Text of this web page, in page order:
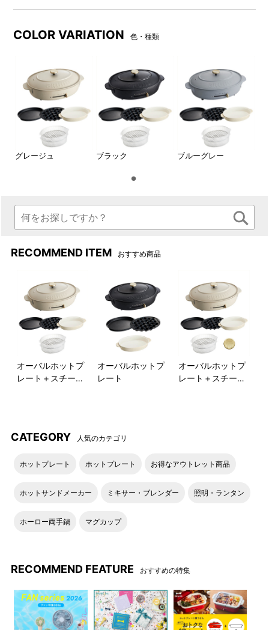
ンされています。
簡単にOFF～HIまでが切り替
サイドの取っ手
両サイドには本体を持ち運び
内部まで汚れが侵入しないの
け。
1段でも2段でも使える！レシピ広がる専用スチーマーが付属し
ます。
深鍋と組み合わせて蒸し料理を愉しめる、オーバルホットプレ
ート専用スチーマー。
上下2段式なので同時調理も可能になり、レシピの幅が広がりま
す。スタッキングができて収納もコンパクト。
ーマー」単品は下記のページにてご案内しております。
トボールのトマト煮)」
ト」
COLOR VARIATION 色・種類
グレージュ ブラック ブルーグレー
RECOMMEND ITEM おすすめ商品
オーバルホットプ
レート＋スチーマ
オーバルホットプ
レート
オーバルホットプ
レート＋スチーマ
CATEGORY 人気のカテゴリ
ホットプレート ホットプレート お得なアウトレット商品
ホットサンドメーカー ミキサー・ブレンダー 照明・ランタン
ホーロー両手鍋 マグカップ
RECOMMEND FEATURE おすすめの特集